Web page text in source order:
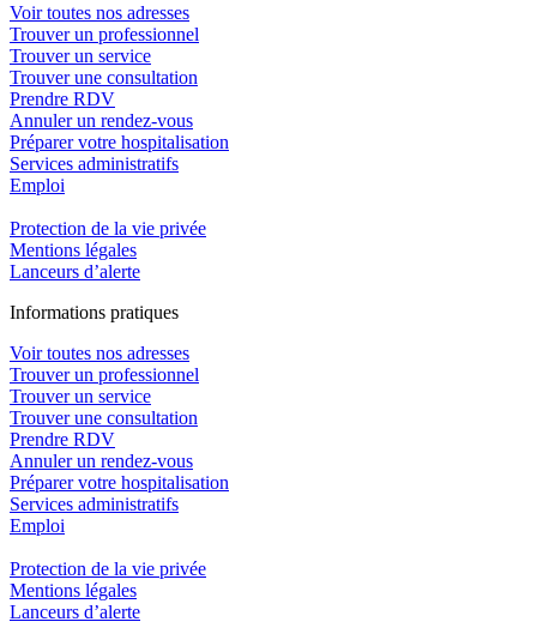
Voir toutes nos adresses
Trouver un professionnel
Trouver un service
Trouver une consultation
Prendre RDV
Annuler un rendez-vous
Préparer votre hospitalisation
Services administratifs
Emploi​
Protection de la vie privée
Mentions légales
Lanceurs d’alerte
Informations pratiques
Voir toutes nos adresses
Trouver un professionnel
Trouver un service
Trouver une consultation
Prendre RDV
Annuler un rendez-vous
Préparer votre hospitalisation
Services administratifs
Emploi​
Protection de la vie privée
Mentions légales
Lanceurs d’alerte